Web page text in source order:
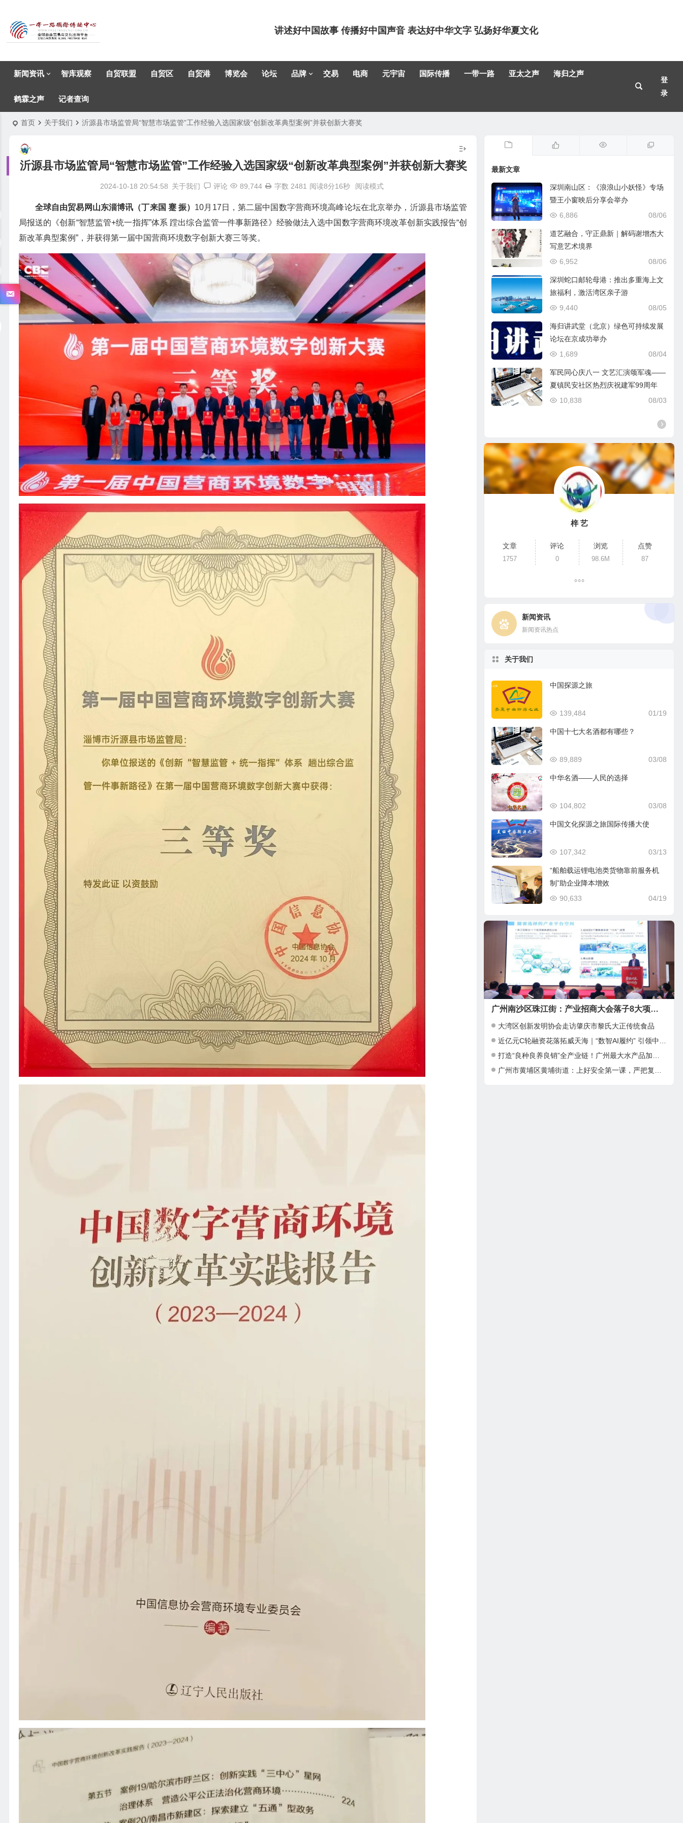
讲述好中国故事 传播好中国声音 表达好中华文字 弘扬好华夏文化
新闻资讯 智库观察 自贸联盟 自贸区 自贸港 博览会 论坛 品牌 交易 电商 元宇宙 国际传播 一带一路 亚太之声 海归之声
鹤霖之声 记者查询
登
录
首页 关于我们 沂源县市场监管局“智慧市场监管”工作经验入选国家级“创新改革典型案例”并获创新大赛奖
沂源县市场监管局“智慧市场监管”工作经验入选国家级“创新改革典型案例”并获创新大赛奖
2024-10-18 20:54:58 关于我们 评论 89,744 字数 2481 阅读8分16秒 阅读模式
全球自由贸易网山东淄博讯（丁来国 蹇 振） 10月17日，第二届中国数字营商环境高峰论坛在北京举办，沂源县市场监管
局报送的《创新“智慧监管+统一指挥”体系 蹚出综合监管一件事新路径》经验做法入选中国数字营商环境改革创新实践报告“创
新改革典型案例”，并获得第一届中国营商环境数字创新大赛三等奖。
最新文章
深圳南山区：《浪浪山小妖怪》专场
暨王小窗映后分享会举办
08/06
6,886
道艺融合，守正鼎新｜解码谢增杰大
写意艺术境界
08/06
6,952
深圳蛇口邮轮母港：推出多重海上文
旅福利，激活湾区亲子游
08/05
9,440
海归讲武堂（北京）绿色可持续发展
论坛在京成功举办
08/04
1,689
军民同心庆八一 文艺汇演颂军魂——
夏镇民安社区热烈庆祝建军99周年
08/03
10,838
梓 艺
文章
1757
评论
0
浏览
98.6M
点赞
87
新闻资讯
新闻资讯热点
关于我们
中国探源之旅
01/19
139,484
中国十七大名酒都有哪些？
03/08
89,889
中华名酒——人民的选择
03/08
104,802
中国文化探源之旅国际传播大使
03/13
107,342
“船舶载运锂电池类货物靠前服务机
制”助企业降本增效
04/19
90,633
广州南沙区珠江街：产业招商大会落子8大项目，邀湾区客商抢占“南沙站”红利
大湾区创新发明协会走访肇庆市黎氏大正传统食品
近亿元C轮融资花落拓威天海｜“数智AI履约” 引领中大件出海新基建
打造“良种良养良销”全产业链！广州最大水产品加工项目在南沙正式投产
广州市黄埔区黄埔街道：上好安全第一课，严把复工复产安全关